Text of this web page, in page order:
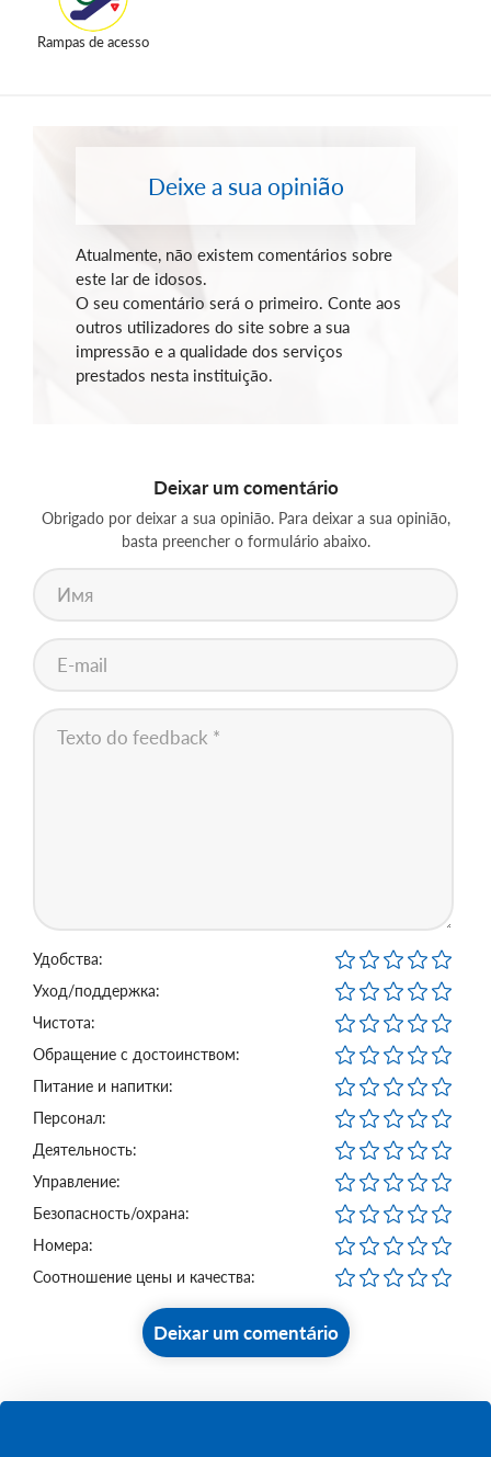
Rampas de acesso
Deixe a sua opinião
Atualmente, não existem comentários sobre
este lar de idosos.
O seu comentário será o primeiro. Conte aos
outros utilizadores do site sobre a sua
impressão e a qualidade dos serviços
prestados nesta instituição.
Deixar um comentário
Obrigado por deixar a sua opinião. Para deixar a sua opinião,
basta preencher o formulário abaixo.
Удобства:
Уход/поддержка:
Чистота:
Обращение с достоинством:
Питание и напитки:
Персонал:
Деятельность:
Управление:
Безопасность/охрана:
Номера:
Соотношение цены и качества:
Deixar um comentário